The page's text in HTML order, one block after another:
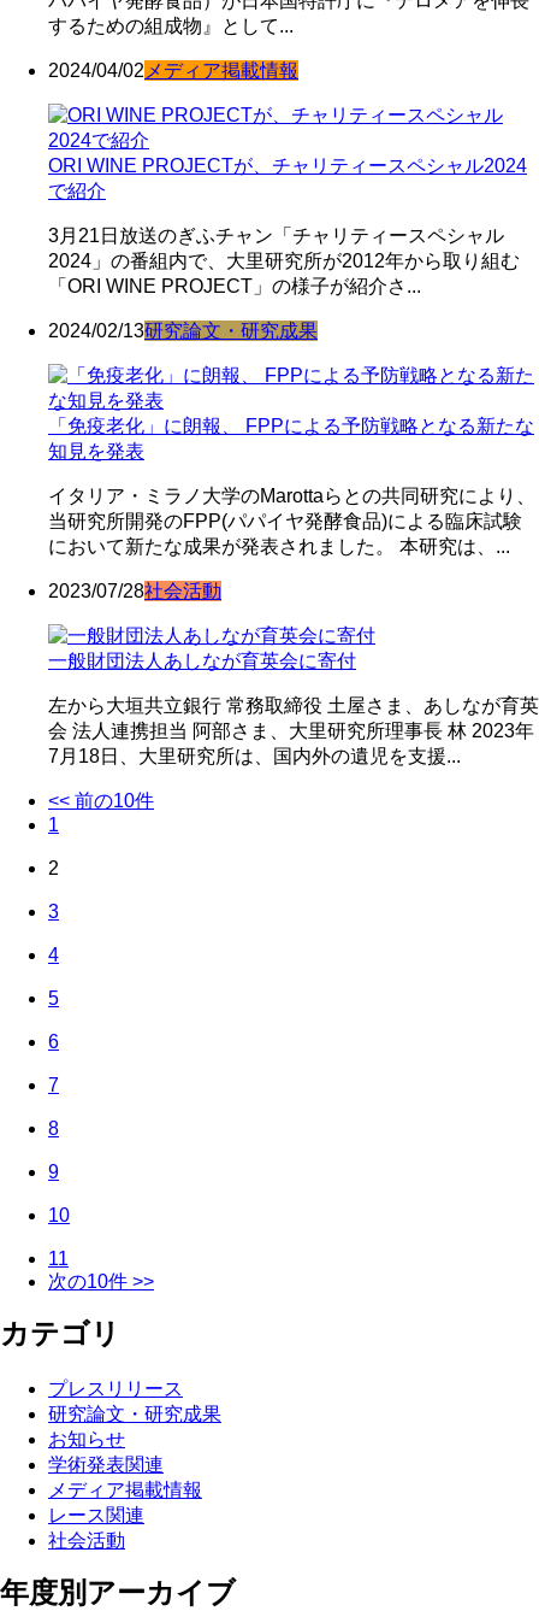
するための組成物』として...
2024/04/02 メディア掲載情報
ORI WINE PROJECTが、チャリティースペシャル2024
で紹介
3月21日放送のぎふチャン「チャリティースペシャル
2024」の番組内で、大里研究所が2012年から取り組む
「ORI WINE PROJECT」の様子が紹介さ...
2024/02/13研究論文・研究成果
「免疫老化」に朗報、 FPPによる予防戦略となる新たな
知見を発表
イタリア・ミラノ大学のMarottaらとの共同研究により、
当研究所開発のFPP(パパイヤ発酵食品)による臨床試験
において新たな成果が発表されました。 本研究は、...
2023/07/28社会活動
一般財団法人あしなが育英会に寄付
左から大垣共立銀行 常務取締役 土屋さま、あしなが育英
会 法人連携担当 阿部さま、大里研究所理事長 林 2023年
7月18日、大里研究所は、国内外の遺児を支援...
<< 前の10件
1
2
3
4
5
6
7
8
9
10
11
次の10件 >>
カテゴリ
プレスリリース
研究論文・研究成果
お知らせ
学術発表関連
メディア掲載情報
レース関連
社会活動
年度別アーカイブ